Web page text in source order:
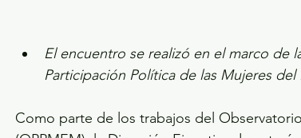
El encuentro se realizó en el marco de
Participación Política de las Mujeres
Como parte de los trabajos del